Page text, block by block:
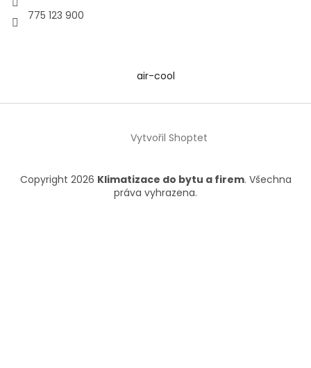
775 123 900
air-cool
Vytvořil Shoptet
Copyright 2026 Klimatizace do bytu a firem. Všechna
práva vyhrazena.